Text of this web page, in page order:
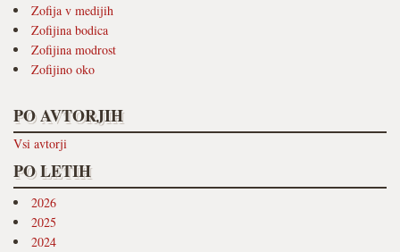
Zofija v medijih
Zofijina bodica
Zofijina modrost
Zofijino oko
PO AVTORJIH
Vsi avtorji
PO LETIH
2026
2025
2024